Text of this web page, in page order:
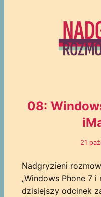
08:
21
Nadgryzieni
„Windows Phone 7
dzisiejszy odcinek